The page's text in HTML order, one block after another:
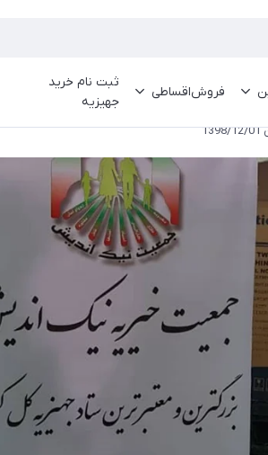
فروش‌اقساطی
ثبت نام خرید
جهیزیه